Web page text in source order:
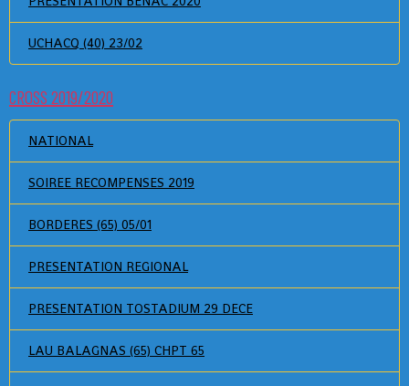
UCHACQ (40) 23/02
CROSS 2019/2020
NATIONAL
SOIREE RECOMPENSES 2019
BORDERES (65) 05/01
PRESENTATION REGIONAL
PRESENTATION TOSTADIUM 29 DECE
LAU BALAGNAS (65) CHPT 65